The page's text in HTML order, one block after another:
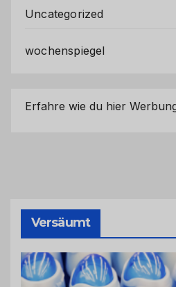
Uncategorized
wochenspiegel
Erfahre wie du hier
Versäumt